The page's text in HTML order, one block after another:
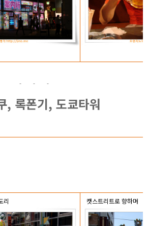
, 록폰기, 도쿄타워
리 캣스트리트로 향하며